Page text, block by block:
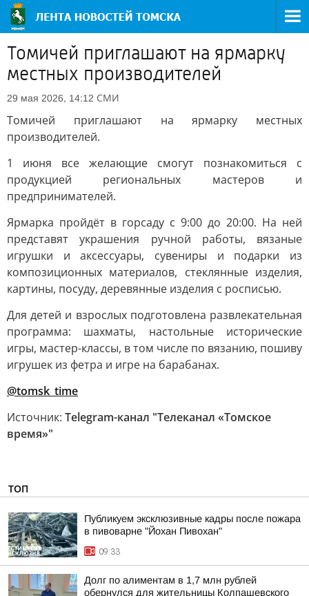
Томичей приглашают на ярмарку
местных производителей
29 мая 2026, 14:12 СМИ
Томичей приглашают на ярмарку местных
производителей.
1 июня все желающие смогут познакомиться с
продукцией региональных мастеров и
предпринимателей.
Ярмарка пройдёт в горсаду с 9:00 до 20:00. На ней
представят украшения ручной работы, вязаные
игрушки и аксессуары, сувениры и подарки из
композиционных материалов, стеклянные изделия,
картины, посуду, деревянные изделия с росписью.
Для детей и взрослых подготовлена развлекательная
программа: шахматы, настольные исторические
игры, мастер-классы, в том числе по вязанию, пошиву
игрушек из фетра и игре на барабанах.
@tomsk_time
Источник: Telegram-канал "Телеканал «Томское
время»"
ТОП
Публикуем эксклюзивные кадры после пожара
в пивоварне "Йохан Пивохан"
09:33
Долг по алиментам в 1,7 млн рублей
обернулся для жительницы Колпашевского